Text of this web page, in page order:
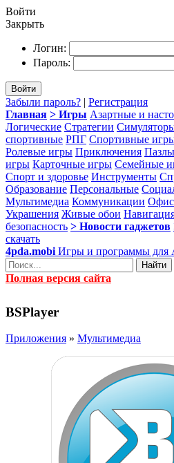
Войти
Закрыть
Логин:
Пароль:
Войти
Забыли пароль? | Регистрация
Главная > Игры Азартные и
Логические Стратегии
спортивные РПГ Спортивные
Ролевые игры Приключения Пазлы
игры Карточные игры Семейные
Спорт и здоровье Инструменты
Образование Персональные
Мультимедиа Коммуникации
Украшения Живые обои
безопасность > Новости гаджетов
скачать
4pda.mobi Игры и программы для
Найти
Полная версия сайта
BSPlayer
Приложения » Мультимедиа